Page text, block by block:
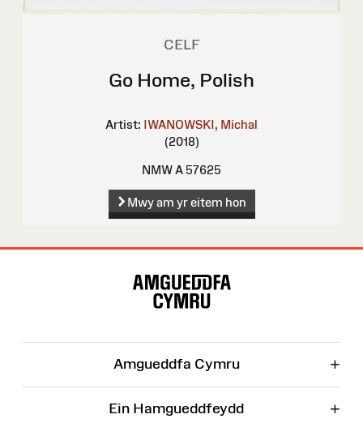
CELF
Go Home, Polish
Artist: IWANOWSKI, Michal
(2018)
NMW A 57625
Mwy am yr eitem hon
Amgueddfa Cymru +
Ein Hamgueddfeydd +